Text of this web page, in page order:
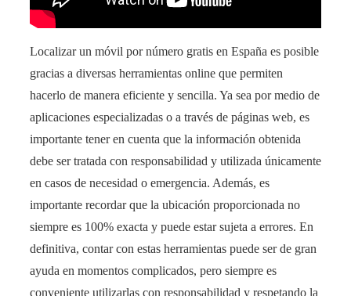
Localizar un móvil por número gratis en España es posible
gracias a diversas herramientas online que permiten
hacerlo de manera eficiente y sencilla. Ya sea por medio de
aplicaciones especializadas o a través de páginas web, es
importante tener en cuenta que la información obtenida
debe ser tratada con responsabilidad y utilizada únicamente
en casos de necesidad o emergencia. Además, es
importante recordar que la ubicación proporcionada no
siempre es 100% exacta y puede estar sujeta a errores. En
definitiva, contar con estas herramientas puede ser de gran
ayuda en momentos complicados, pero siempre es
conveniente utilizarlas con responsabilidad y respetando la